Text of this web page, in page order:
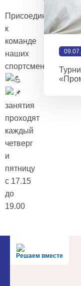
Присоединяйтесь
к
команде
наших
спортсменов!
занятия
проходят
каждый
четверг
и
пятницу
с 17.15
до
19.00
Решаем вместе